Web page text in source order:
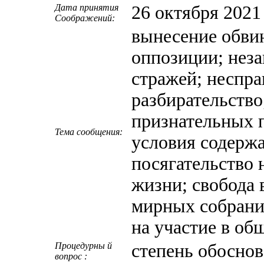
Дата принятия
Cоображений:
26 октября 2021
Тема сообщения:
вынесение
оппозиции;
стражей;
признательных
условия
жизни; свобода
мирных
на участие в
Процедурны й
вопрос :
степень